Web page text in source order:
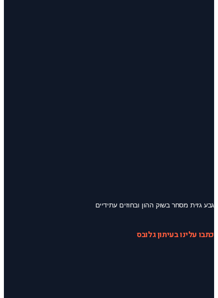
גבע גזית מסחר בשוק ההון ובחוזים עתידיים
כתבו עלינו בעיתון גלובס